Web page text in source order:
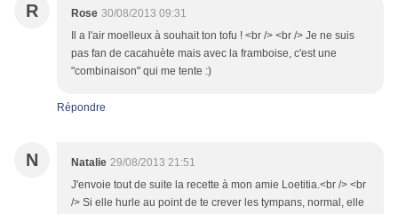
R Rose 30/08/2013 09:31
Il a l'air moelleux à souhait ton tofu ! <br /> <br /> Je ne suis
pas fan de cacahuète mais avec la framboise, c'est une
"combinaison" qui me tente :)
Répondre
N Natalie 29/08/2013 21:51
J'envoie tout de suite la recette à mon amie Loetitia.<br /> <br
/> Si elle hurle au point de te crever les tympans, normal, elle